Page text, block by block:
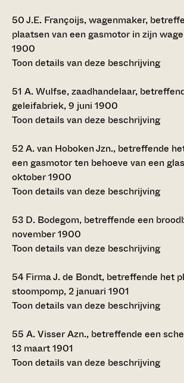
50J.E. Françoijs, wagenmaker,
plaatsen van een gasmotor in zijn
1900
Toon details van deze beschrijving
51 A. Wulfse, zaadhandelaar,
geleifabriek, 9 juni 1900
Toon details van deze beschrijving
52A. van Hoboken Jzn., betreffende
een gasmotor ten behoeve van een
oktober 1900
Toon details van deze beschrijving
53 D. Bodegom, betreffende een
november 1900
Toon details van deze beschrijving
54 Firma J. de Bondt, betreffende het
stoompomp, 2 januari 1901
Toon details van deze beschrijving
55 A. Visser Azn., betreffende een
13 maart 1901
Toon details van deze beschrijving